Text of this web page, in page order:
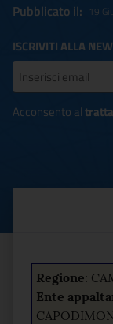
Pubblicato il: 19
ISCRIVITI ALLA
Inserisci la tua mail
Acconsento al
Testo
Regione:
Ente